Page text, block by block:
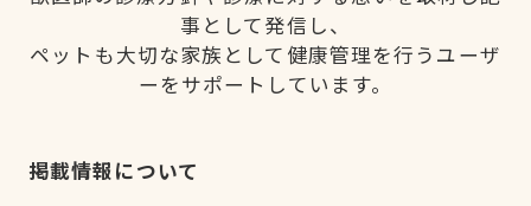
事として発信し、
ペットも大切な家族として健康管理を行うユーザ
ーをサポートしています。
掲載情報について